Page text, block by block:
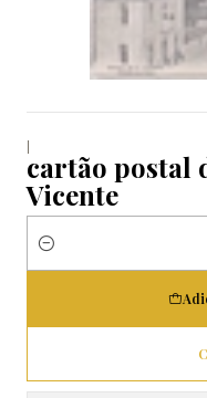
|
cartão postal
Vicente
Quantidade